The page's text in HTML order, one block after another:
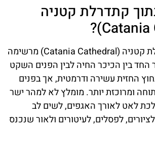
קתדרלת קטניה
הכניסה אל קתדרלת קטניה (Catania Cathedral) מרשימה
החד בין הכיכר החיה לבין הפנים השקט
החזית עשירה ודרמטית, אך בפנים
ומרוכזת יותר. מומלץ לא למהר ישר
לאט לאורך האגפים, לשים לב
לפסלים, לעיטורים ולאור שנכנס